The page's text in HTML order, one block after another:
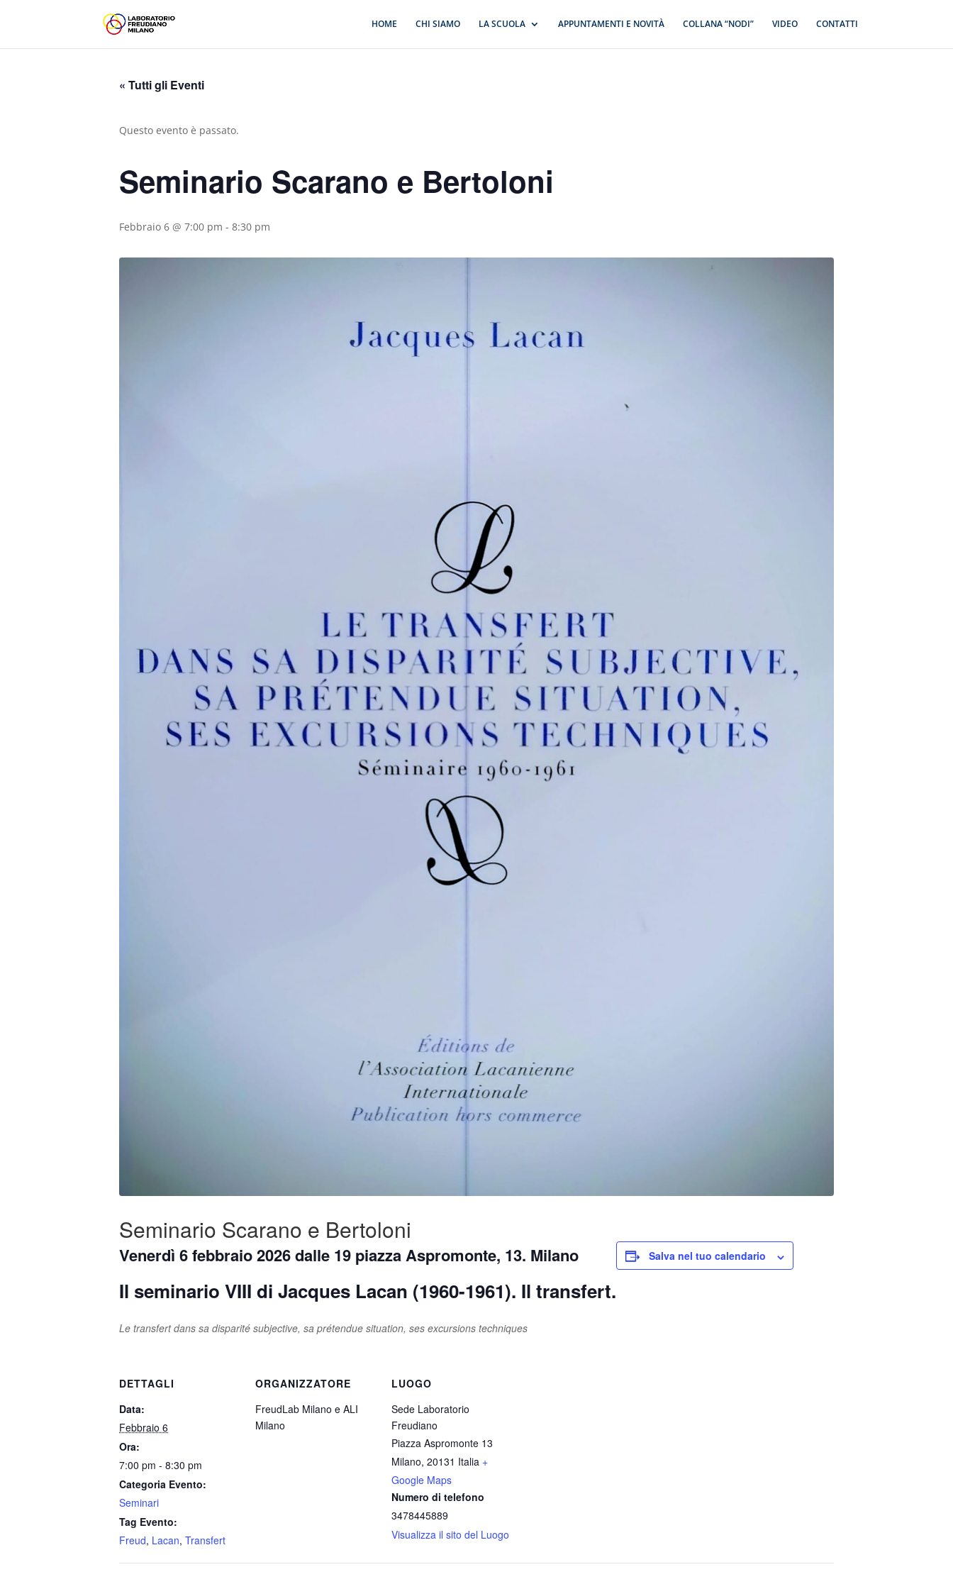
HOME CHI SIAMO LA SCUOLA APPUNTAMENTI E NOVITÀ COLLANA “NODI” VIDEO CONTATTI
« Tutti gli Eventi
Questo evento è passato.
Seminario Scarano e Bertoloni
Febbraio 6 @ 7:00 pm - 8:30 pm
Seminario Scarano e Bertoloni
Venerdì 6 febbraio 2026dalle 19 piazza Aspromonte, 13. Milano
Il seminario VIII di Jacques Lacan (1960-1961). Il transfert.
Le transfert dans sa disparité subjective, sa prétendue situation, ses excursions techniques
Salva nel tuo calendario
DETTAGLI
Data:
Febbraio 6
Ora:
7:00 pm - 8:30 pm
Categoria Evento:
Seminari
Tag Evento:
Freud, Lacan, Transfert
ORGANIZZATORE
FreudLab Milano e ALI
Milano
LUOGO
Sede Laboratorio
Freudiano
Piazza Aspromonte 13
Milano, 20131 Italia +
Google Maps
Numero di telefono
3478445889
Visualizza il sito del Luogo